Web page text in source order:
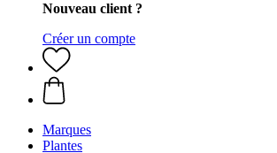
Nouveau client ?
Créer un compte
Marques
Plantes